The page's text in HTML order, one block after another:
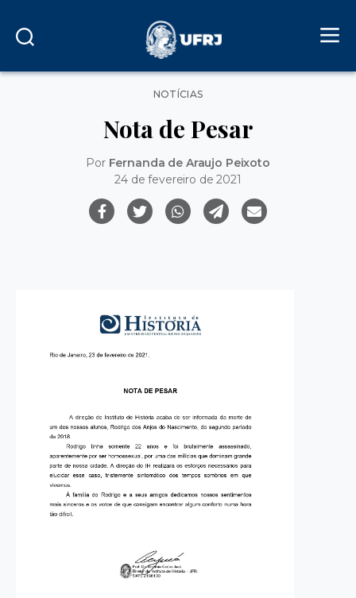
Categorias
NOTÍCIAS
Nota de Pesar
Por Fernanda de Araujo Peixoto
24 de fevereiro de 2021